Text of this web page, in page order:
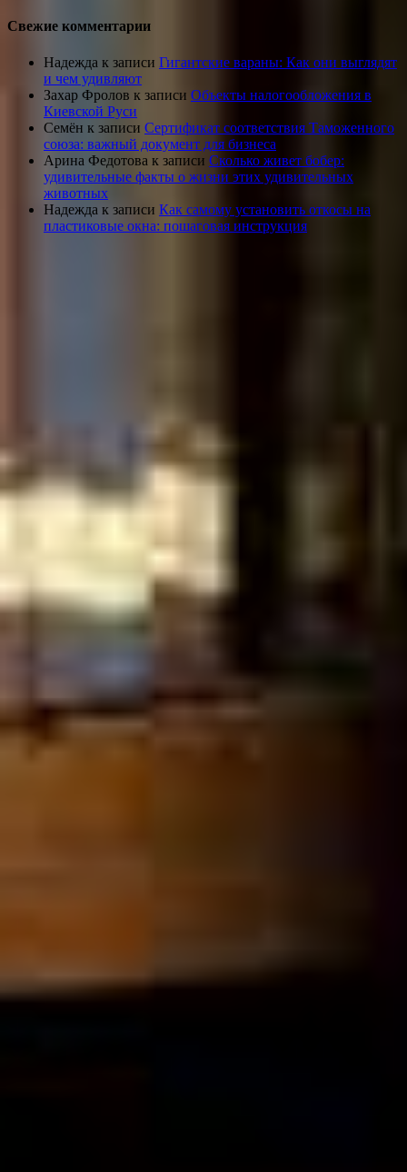
Свежие комментарии
Надежда к записи Гигантские вараны: Как они выглядят
и чем удивляют
Захар Фролов к записи Объекты налогообложения в
Киевской Руси
Семён к записи Сертификат соответствия Таможенного
союза: важный документ для бизнеса
Арина Федотова к записи Сколько живет бобер:
удивительные факты о жизни этих удивительных
животных
Надежда к записи Как самому установить откосы на
пластиковые окна: пошаговая инструкция